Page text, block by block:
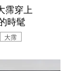
霈穿上
時髦
大霈